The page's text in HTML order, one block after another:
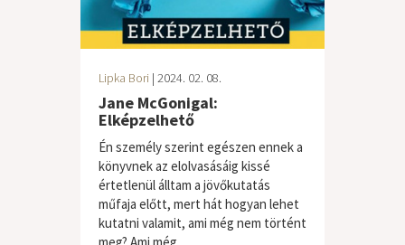
Lipka Bori | 2024. 02. 08.
Jane McGonigal:
Elképzelhető
Én személy szerint egészen ennek a
könyvnek az elolvasásáig kissé
értetlenül álltam a jövőkutatás
műfaja előtt, mert hát hogyan lehet
kutatni valamit, ami még nem történt